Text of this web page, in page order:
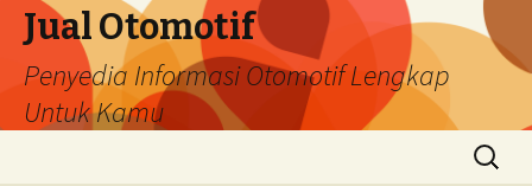
Jual Otomotif
Penyedia Informasi Otomotif Lengkap
Untuk Kamu
Search
for: